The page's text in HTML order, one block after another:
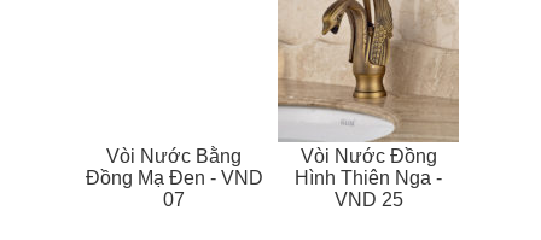
Vòi Nước Bằng
Đồng Mạ Đen - VND
07
Vòi Nước Đồng
Hình Thiên Nga -
VND 25